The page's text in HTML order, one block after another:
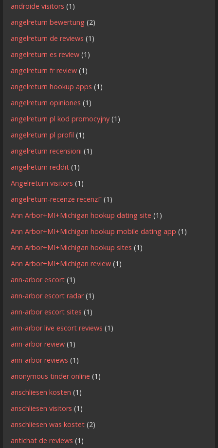
androide visitors (1)
angelreturn bewertung (2)
angelreturn de reviews (1)
angelreturn es review (1)
angelreturn fr review (1)
angelreturn hookup apps (1)
angelreturn opiniones (1)
angelreturn pl kod promocyjny (1)
angelreturn pl profil (1)
angelreturn recensioni (1)
angelreturn reddit (1)
Angelreturn visitors (1)
angelreturn-recenze recenzГ­ (1)
Ann Arbor+MI+Michigan hookup dating site (1)
Ann Arbor+MI+Michigan hookup mobile dating app (1)
Ann Arbor+MI+Michigan hookup sites (1)
Ann Arbor+MI+Michigan review (1)
ann-arbor escort (1)
ann-arbor escort radar(1)
ann-arbor escort sites (1)
ann-arbor live escort reviews (1)
ann-arbor review (1)
ann-arbor reviews (1)
anonymous tinder online (1)
anschliesen kosten (1)
anschliesen visitors (1)
anschliesen was kostet (2)
antichat de reviews (1)